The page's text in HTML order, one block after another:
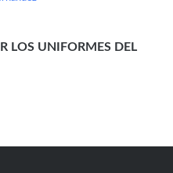
LOS UNIFORMES DEL